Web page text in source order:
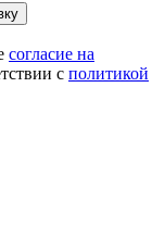
согласие на
с политикой